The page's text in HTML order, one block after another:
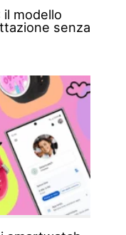
il modello
senza